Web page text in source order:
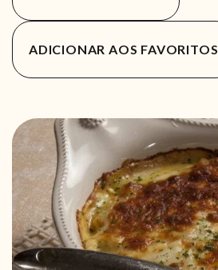
ADICIONAR AOS FAVORITOS